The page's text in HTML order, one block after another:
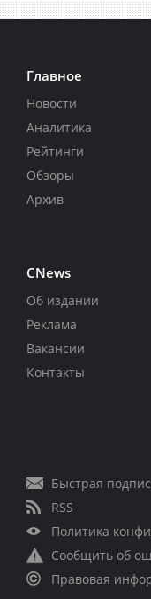
Главное
Новости
Аналитика
Рейтинги
Обзоры
Архив
CNews
Об издании
Реклама
Вакансии
Контакты
Быстрая
RSS
Политика
Сообщить об
Правовая